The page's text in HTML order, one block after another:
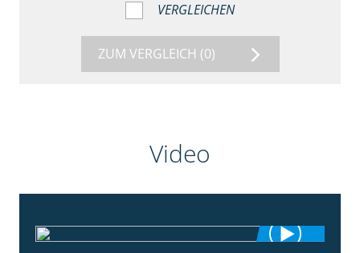
VERGLEICHEN
ZUM VERGLEICH (0)
Video